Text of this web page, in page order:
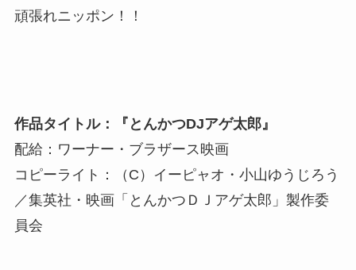
頑張れニッポン！！
作品タイトル：『とんかつDJアゲ太郎』
配給：ワーナー・ブラザース映画
コピーライト：（C）イーピャオ・小山ゆうじろう
／集英社・映画「とんかつＤＪアゲ太郎」製作委
員会